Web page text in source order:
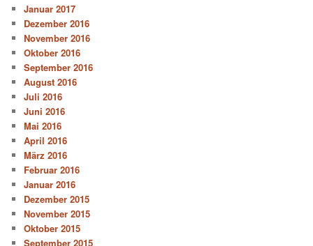
Januar 2017
Dezember 2016
November 2016
Oktober 2016
September 2016
August 2016
Juli 2016
Juni 2016
Mai 2016
April 2016
März 2016
Februar 2016
Januar 2016
Dezember 2015
November 2015
Oktober 2015
September 2015